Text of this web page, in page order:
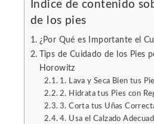
Índice de contenido
de los pies
¿Por Qué es Importante el
Tips de Cuidado de los Pies
Horowitz
1. Lava y Seca Bien tus
2. Hidrata tus Pies con
3. Corta tus Uñas
4. Usa el Calzado